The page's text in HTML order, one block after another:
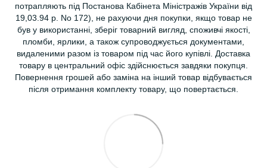
потрапляють під Постанова Кабінета Міністражів України від
19,03.94 р. No 172), не рахуючи дня покупки, якщо товар не
був у використанні, зберіг товарний вигляд, споживчі якості,
пломби, ярлики, а також супроводжується документами,
видаленими разом із товаром під час його купівлі. Доставка
товару в центральний офіс здійснюється завдяки покупця.
Повернення грошей або заміна на інший товар відбувається
після отримання комплекту товару, що повертається.